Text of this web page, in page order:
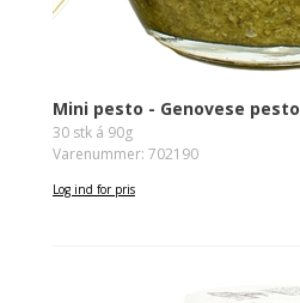
Mini pesto - Genovese pesto
30 stk á 90g
Varenummer: 702190
Log ind for pris